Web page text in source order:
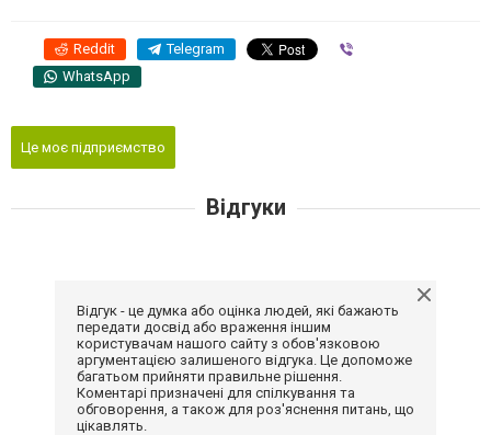
Reddit Telegram
WhatsApp
Це моє підприємство
Відгуки
Відгук - це думка або оцінка людей, які бажають
передати досвід або враження іншим
користувачам нашого сайту з обов'язковою
аргументацією залишеного відгука. Це допоможе
багатьом прийняти правильне рішення.
Коментарі призначені для спілкування та
обговорення, а також для роз'яснення питань, що
цікавлять.